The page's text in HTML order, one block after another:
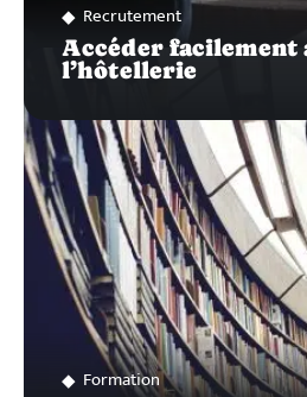
Recrutement
Accéder facilement
l’hôtellerie
Formation